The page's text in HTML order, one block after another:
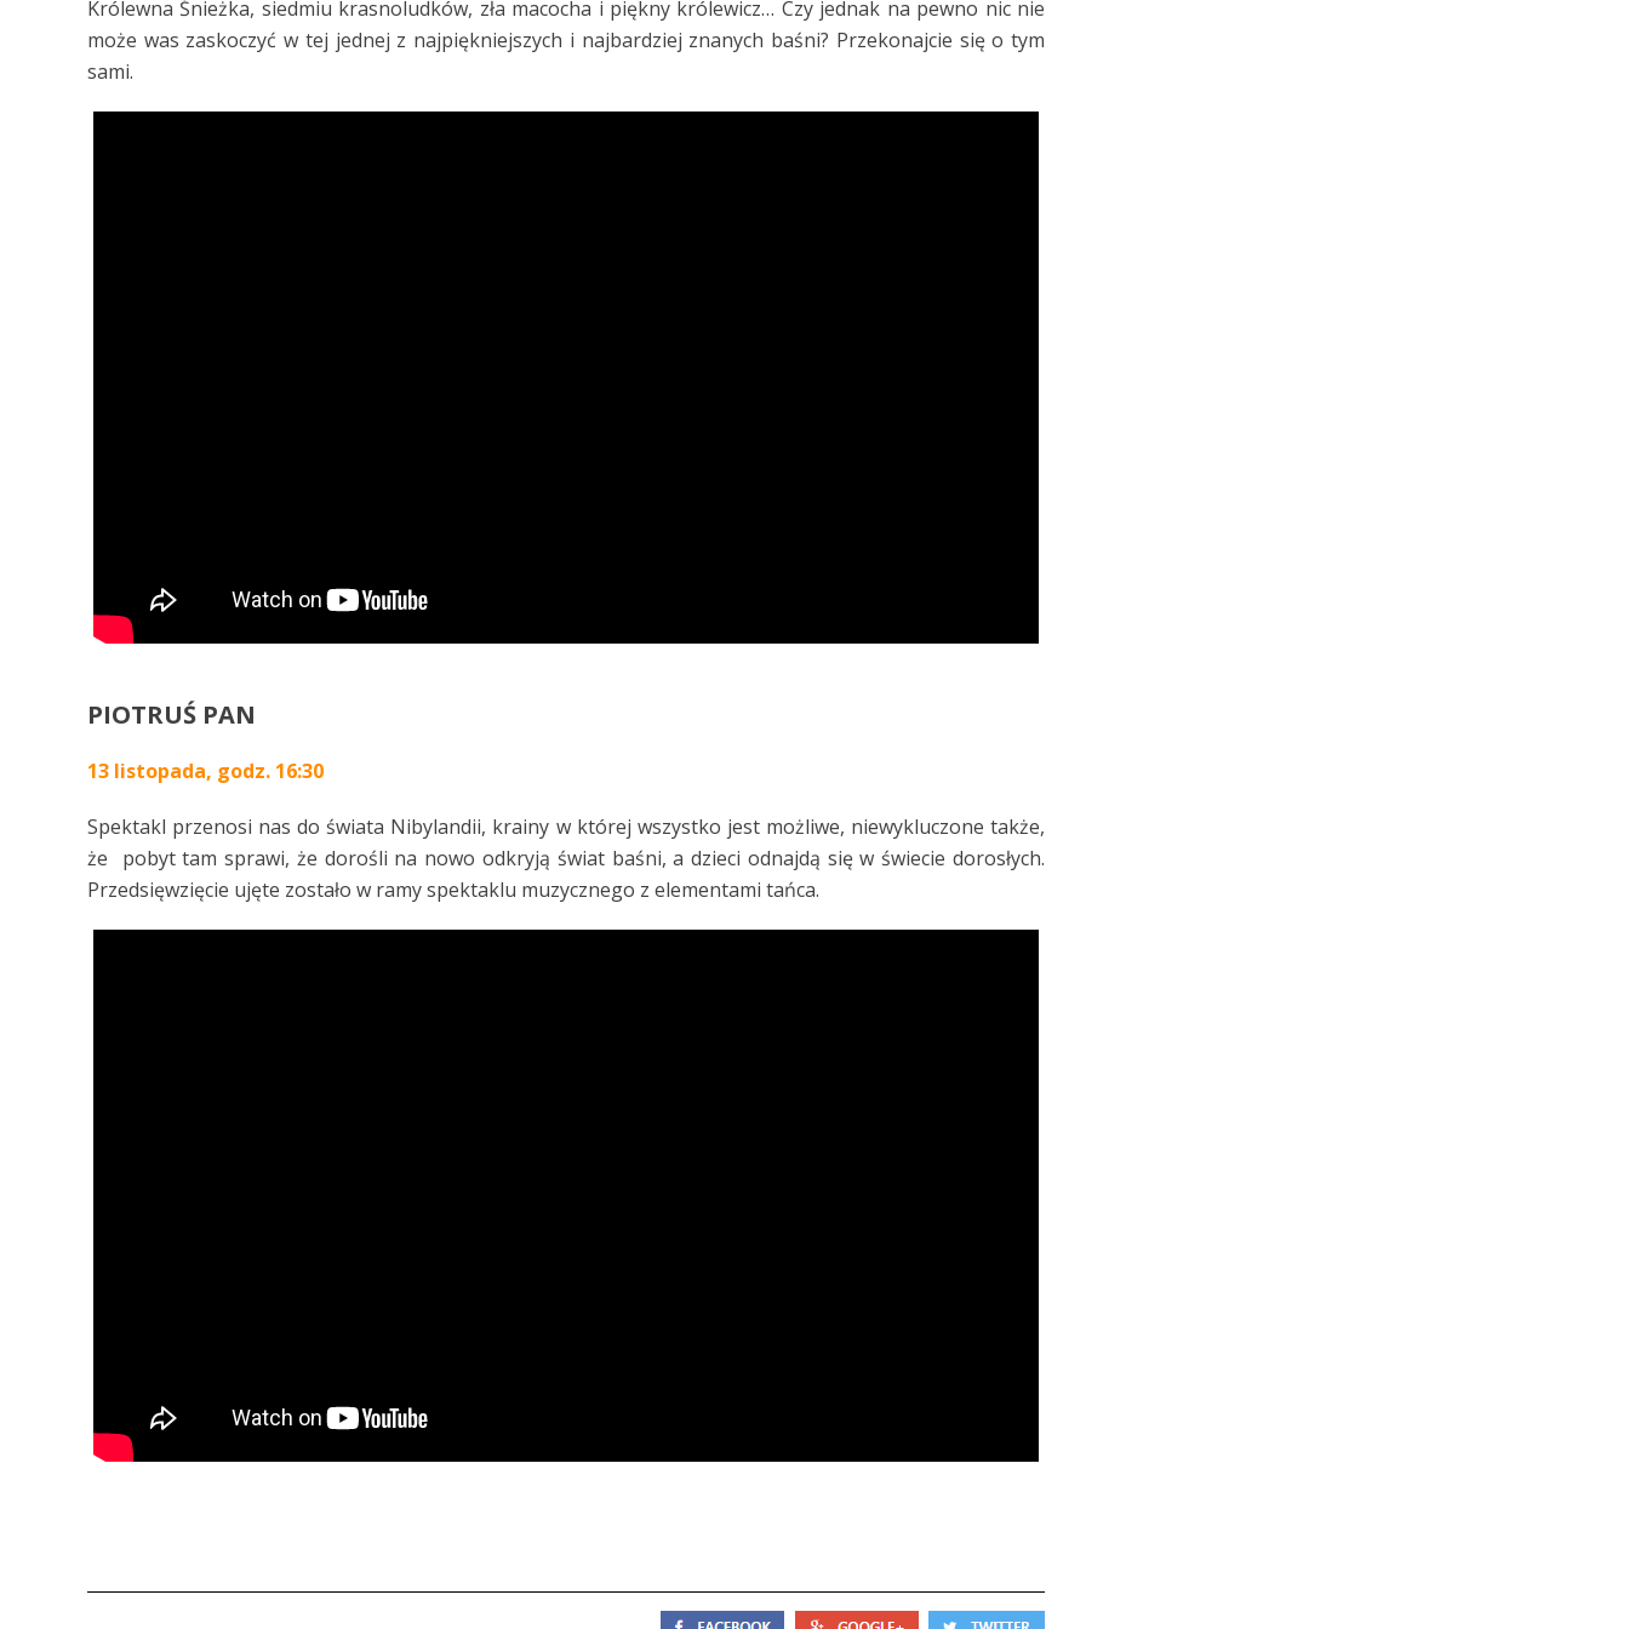
Królewna Śnieżka, siedmiu krasnoludków, zła macocha i piękny królewicz… Czy jednak na pewno nic nie
może was zaskoczyć w tej jednej z najpiękniejszych i najbardziej znanych baśni? Przekonajcie się o tym
sami.
PIOTRUŚ PAN
13 listopada, godz. 16:30
Spektakl przenosi nas do świata Nibylandii, krainy w której wszystko jest możliwe, niewykluczone także,
że pobyt tam sprawi, że dorośli na nowo odkryją świat baśni, a dzieci odnajdą się w świecie dorosłych.
Przedsięwzięcie ujęte zostało w ramy spektaklu muzycznego z elementami tańca.